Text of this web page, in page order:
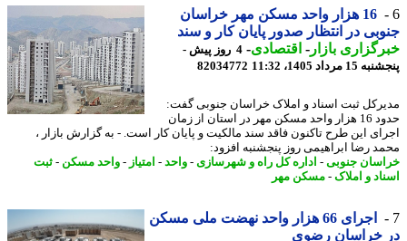
16 هزار واحد مسکن مهر خراسان
در انتظار صدور پایان کار و سند
بازار- اقتصادی- 4 روز پیش -
1405، 11:32
82034772
ثبت اسناد و املاک خراسان جنوبی گفت:
حدود 16 هزار واحد مسکن مهر در استان از زمان
این طرح تاکنون فاقد سند مالکیت و پایان کار است. - به گزارش بازار ،
رضا ابراهیمی روز پنجشنبه افزود:
جنوبی-اداره کل راه و شهرسازی- واحد-امتیاز-واحد مسکن-ثبت
و املاک-مسکن مهر
اجرای 66 هزار واحد نهضت ملی مسکن
خراسان رضوی